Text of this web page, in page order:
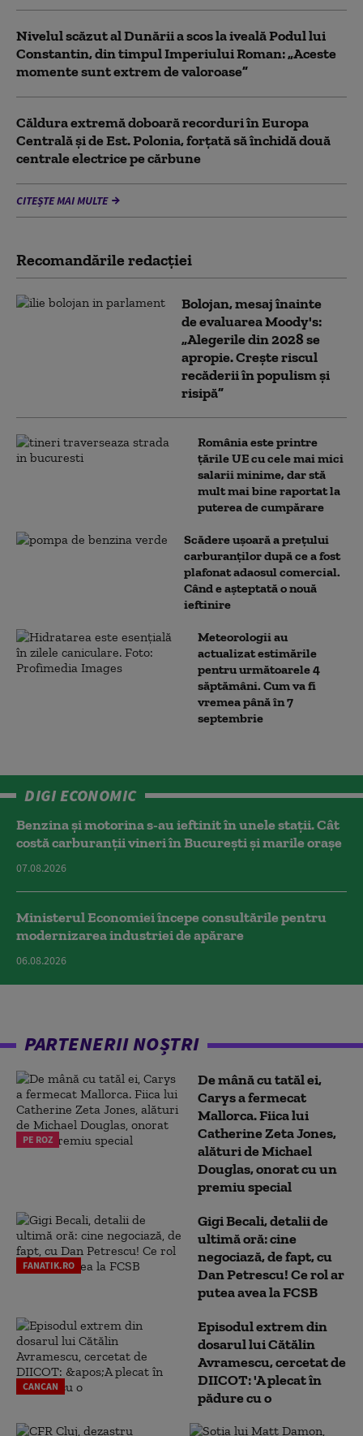
Nivelul scăzut al Dunării a scos la iveală Podul lui
Constantin, din timpul Imperiului Roman: „Aceste
momente sunt extrem de valoroase”
Căldura extremă doboară recorduri în Europa
Centrală și de Est. Polonia, forțată să închidă două
centrale electrice pe cărbune
CITEȘTE MAI MULTE
Recomandările redacţiei
Bolojan, mesaj înainte
de evaluarea Moody's:
„Alegerile din 2028 se
apropie. Crește riscul
recăderii în populism și
risipă”
România este printre
țările UE cu cele mai mici
salarii minime, dar stă
mult mai bine raportat la
puterea de cumpărare
Scădere ușoară a prețului
carburanților după ce a fost
plafonat adaosul comercial.
Când e așteptată o nouă
ieftinire
Meteorologii au
actualizat estimările
pentru următoarele 4
săptămâni. Cum va fi
vremea până în 7
septembrie
DIGI ECONOMIC
Benzina și motorina s-au ieftinit în unele stații. Cât
costă carburanții vineri în București și marile orașe
07.08.2026
Ministerul Economiei începe consultările pentru
modernizarea industriei de apărare
06.08.2026
PARTENERII NOȘTRI
PE ROZ
De mână cu tatăl ei,
Carys a fermecat
Mallorca. Fiica lui
Catherine Zeta Jones,
alături de Michael
Douglas, onorat cu un
premiu special
FANATIK.RO
Gigi Becali, detalii de
ultimă oră: cine
negociază, de fapt, cu
Dan Petrescu! Ce rol ar
putea avea la FCSB
CANCAN
Episodul extrem din
dosarul lui Cătălin
Avramescu, cercetat de
DIICOT: 'A plecat în
pădure cu o